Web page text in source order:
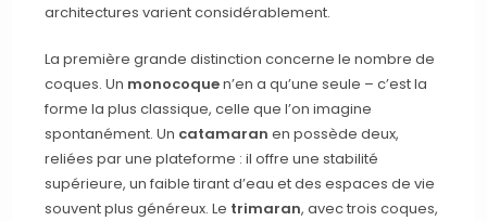
architectures varient considérablement.
La première grande distinction concerne le nombre de
coques. Un monocoquen’en a qu’une seule – c’est la
forme la plus classique, celle que l’on imagine
spontanément. Un catamaran en possède deux,
reliées par une plateforme : il offre une stabilité
supérieure, un faible tirant d’eau et des espaces de vie
souvent plus généreux. Le trimaran, avec trois coques,